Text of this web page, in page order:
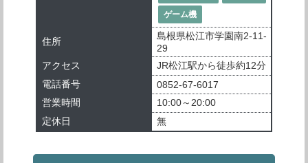
ゲーム機
住所
島根県松江市学園南2-11-
29
アクセス
JR松江駅から徒歩約12分
電話番号
0852-67-6017
営業時間
10:00～20:00
定休日
無